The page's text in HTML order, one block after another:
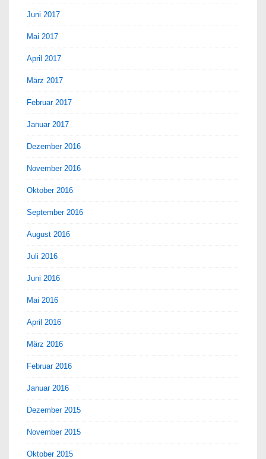
Juni 2017
Mai 2017
April 2017
März 2017
Februar 2017
Januar 2017
Dezember 2016
November 2016
Oktober 2016
September 2016
August 2016
Juli 2016
Juni 2016
Mai 2016
April 2016
März 2016
Februar 2016
Januar 2016
Dezember 2015
November 2015
Oktober 2015